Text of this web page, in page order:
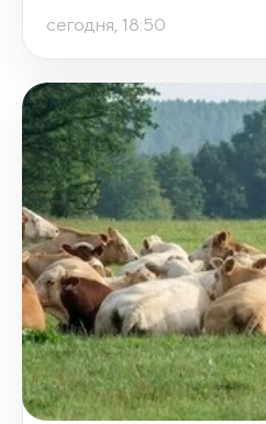
сегодня, 18:50